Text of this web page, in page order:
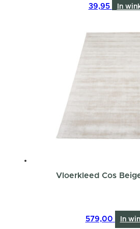
39,95 In
Vloerkleed Cos
579,00 In